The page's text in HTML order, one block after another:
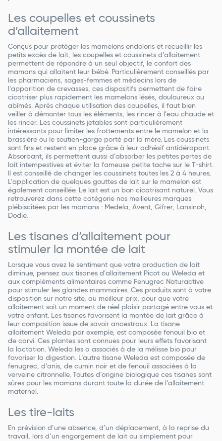
Les coupelles et coussinets
d’allaitement
Conçus pour protéger les mamelons endoloris et recueillir les
petits excès de lait, les coupelles et coussinets d’allaitement
permettent de répondre à un seul objectif, le confort des
mamans qui allaitent leur bébé. Particulièrement conseillés par
les pharmaciens, sages-femmes et médecins lors de
l’apparition de crevasses, ces dispositifs permettent de faire
cicatriser plus rapidement les mamelons lésés, douloureux ou
abîmés. Après chaque utilisation des coupelles, il faut bien
veiller à démonter tous les éléments, les rincer à l’eau chaude et
les rincer. Les coussinets jetables sont particulièrement
intéressants pour limiter les frottements entre le mamelon et la
brassière ou le soutien-gorge porté par la mère. Les coussinets
sont fins et restent en place grâce à leur adhésif antidérapant.
Absorbant, ils permettent aussi d’absorber les petites pertes de
lait intempestives et éviter la fameuse petite tache sur le T-shirt.
Il est conseillé de changer les coussinets toutes les 2 à 4 heures.
L’application de quelques gouttes de lait sur le mamelon est
également conseillée. Le lait est un bon cicatrisant naturel. Vous
retrouverez dans cette catégorie nos meilleures marques
plébiscitées par les mamans : Medela, Avent, Gifrer, Lansinoh,
Dodie,
Les tisanes d’allaitement pour
stimuler la montée de lait
Lorsque vous avez le sentiment que votre production de lait
diminue, pensez aux tisanes d’allaitement Picot ou Weleda et
aux compléments alimentaires comme Fenugrec Naturactive
pour stimuler les glandes mammaires. Ces produits sont à votre
disposition sur notre site, au meilleur prix, pour que votre
allaitement soit un moment de réel plaisir partagé entre vous et
votre enfant. Les tisanes favorisent la montée de lait grâce à
leur composition issue de savoir ancestraux. La tisane
allaitement Weleda par exemple, est composée fenouil bio et
de carvi. Ces plantes sont connues pour leurs effets favorisant
la lactation. Weleda les a associés à de la mélisse bio pour
favoriser la digestion. L’autre tisane Weleda est composée de
fenugrec, d’anis, de cumin noir et de fenouil associées à la
verveine citronnelle. Toutes d’origine biologique ces tisanes sont
sûres pour les mamans durant toute la durée de l’allaitement
maternel.
Les tire-laits
En prévision d’une absence, d’un déplacement, à la reprise du
travail, lors d’un engorgement de lait ou simplement pour